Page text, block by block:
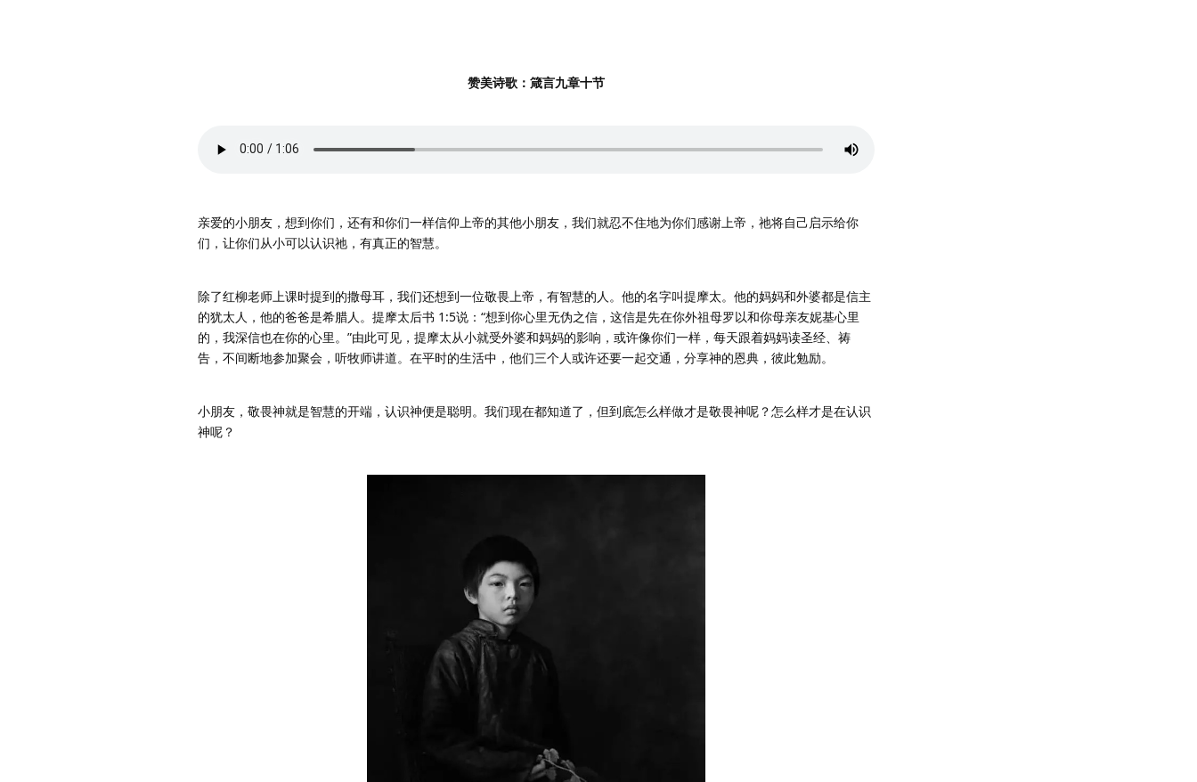
赞美诗歌：箴言九章十节
亲爱的小朋友，想到你们，还有和你们一样信仰上帝的其他小朋友，我们就忍不住地为你们感谢上帝，祂将自己启示给你
们，让你们从小可以认识祂，有真正的智慧。
除了红柳老师上课时提到的撒母耳，我们还想到一位敬畏上帝，有智慧的人。他的名字叫提摩太。他的妈妈和外婆都是信主
的犹太人，他的爸爸是希腊人。提摩太后书 1:5说：“想到你心里无伪之信，这信是先在你外祖母罗以和你母亲友妮基心里
的，我深信也在你的心里。”由此可见，提摩太从小就受外婆和妈妈的影响，或许像你们一样，每天跟着妈妈读圣经、祷
告，不间断地参加聚会，听牧师讲道。在平时的生活中，他们三个人或许还要一起交通，分享神的恩典，彼此勉励。
小朋友，敬畏神就是智慧的开端，认识神便是聪明。我们现在都知道了，但到底怎么样做才是敬畏神呢？怎么样才是在认识
神呢？